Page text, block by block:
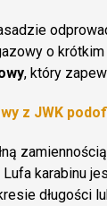
o
, który
z JWK
Lufa karabinu
długości